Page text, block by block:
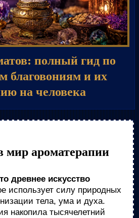
полный гид по
благовониям и их
на человека
мир ароматерапии
древнее искусство
использует силу природных
тела, ума и духа.
накопила тысячелетний